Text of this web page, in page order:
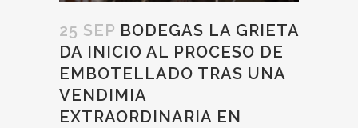
25 SEP BODEGAS LA GRIETA
DA INICIO AL PROCESO DE
EMBOTELLADO TRAS UNA
VENDIMIA
EXTRAORDINARIA EN